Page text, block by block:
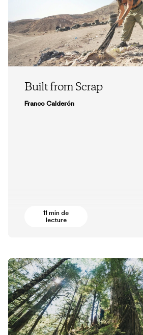
Built from Scrap
Franco Calderón
11 min de
lecture